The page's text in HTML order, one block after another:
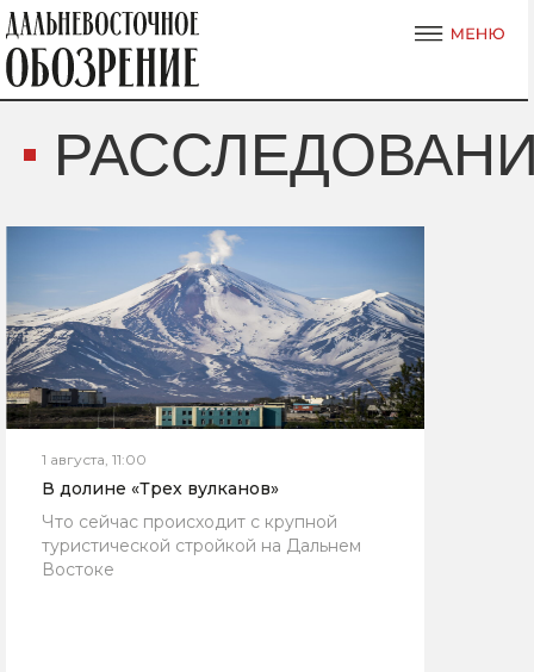
1 августа, 11:00
В долине «Трех вулканов»
Что сейчас происходит с крупной
туристической стройкой на Дальнем
Востоке